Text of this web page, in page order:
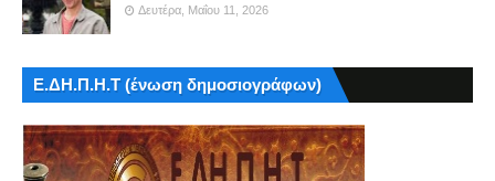
Δευτέρα, Μαΐου 11, 2026
Ε.ΔΗ.Π.Η.Τ (ένωση δημοσιογράφων)